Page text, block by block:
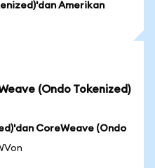
Amerikan
(Ondo Tokenized)
CoreWeave (Ondo